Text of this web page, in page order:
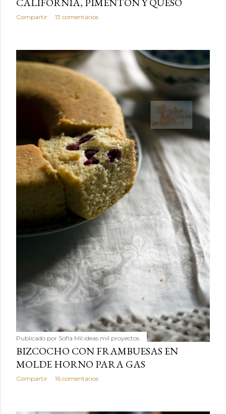
Compartir 13 comentarios
Publicado por Sofía Mil ideas mil proyectos
BIZCOCHO CON FRAMBUESAS EN
MOLDE HORNO PARA GAS
Compartir 16 comentarios